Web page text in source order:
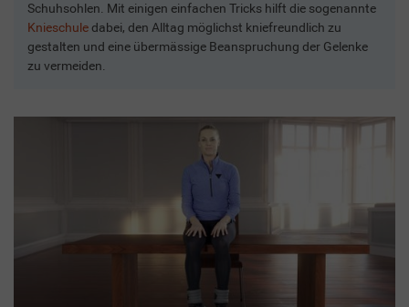
Schuhsohlen. Mit einigen einfachen Tricks hilft die sogenannte
Knieschule dabei, den Alltag möglichst kniefreundlich zu
gestalten und eine übermässige Beanspruchung der Gelenke
zu vermeiden.